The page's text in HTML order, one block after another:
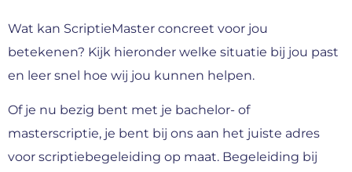
Wat kan ScriptieMaster concreet voor jou
betekenen? Kijk hieronder welke situatie bij jou past
en leer snel hoe wij jou kunnen helpen.
Of je nu bezig bent met je bachelor- of
masterscriptie, je bent bij ons aan het juiste adres
voor scriptiebegeleiding op maat. Begeleiding bij